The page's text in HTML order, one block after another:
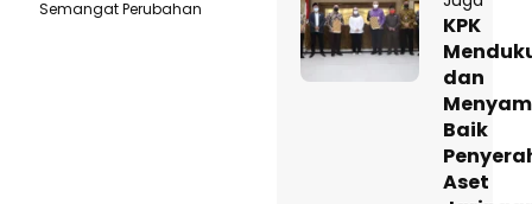
KPK
dan
Baik
Aset
Semangat Perubahan